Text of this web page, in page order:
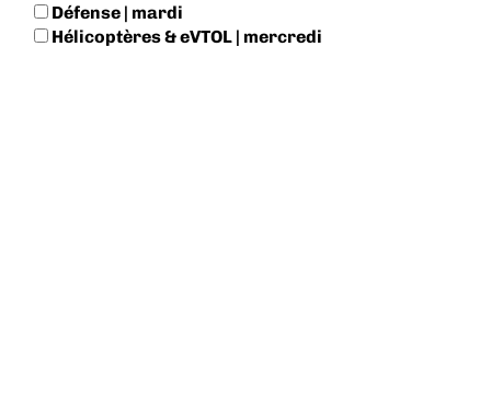
Défense | mardi
Hélicoptères & eVTOL | mercredi